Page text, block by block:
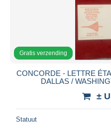
Gratis verzending
CONCORDE - LETTRE
DALLAS /
±
Statuut